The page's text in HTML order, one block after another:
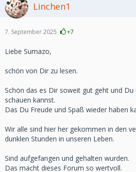
Linchen1
7. September 2025 +7
Liebe Sumazo,
schön von Dir zu lesen.
Schön das es Dir soweit gut geht und
schauen kannst.
Das Du Freude und Spaß wieder haben
Wir alle sind hier her gekommen in den
dunklen Stunden in unseren Leben.
Sind aufgefangen und gehalten wurden.
Das macht dieses Forum so wertvoll.